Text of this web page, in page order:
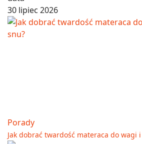
30 lipiec 2026
Porady
Jak dobrać twardość materaca do wagi